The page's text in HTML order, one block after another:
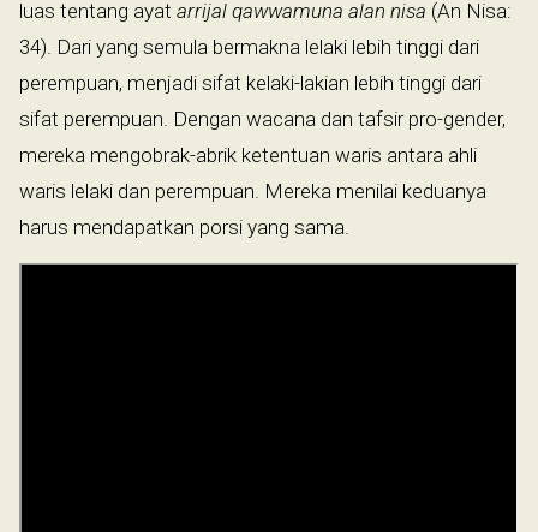
luas tentang ayat arrijal qawwamuna alan nisa (An Nisa:
34). Dari yang semula bermakna lelaki lebih tinggi dari
perempuan, menjadi sifat kelaki-lakian lebih tinggi dari
sifat perempuan. Dengan wacana dan tafsir pro-gender,
mereka mengobrak-abrik ketentuan waris antara ahli
waris lelaki dan perempuan. Mereka menilai keduanya
harus mendapatkan porsi yang sama.